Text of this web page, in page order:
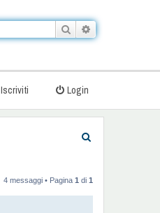
Cerca
Login
Iscriviti
4 messaggi • Pagina 1 di 1